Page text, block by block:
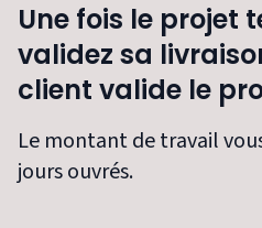
Une fois le projet
validez sa
client valide le
Le montant de travail
jours ouvrés.